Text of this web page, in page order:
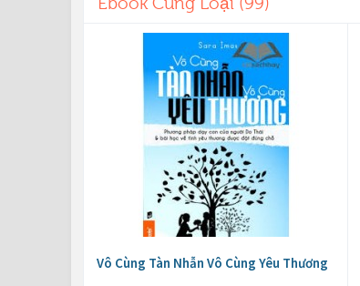
Vô Cùng Tàn Nhẫn Vô Cùng Yêu Thương